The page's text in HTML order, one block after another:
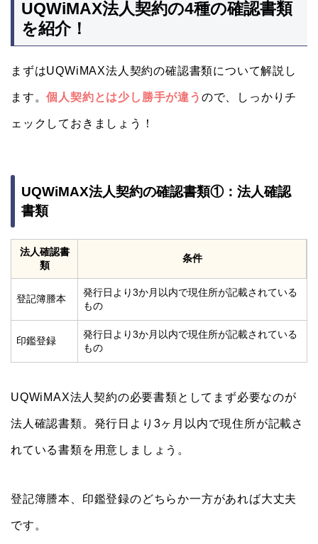
UQWiMAX法人契約の4種の確認書類
を紹介！
まずはUQWiMAX法人契約の確認書類について解説し
ます。個人契約とは少し勝手が違う ので、しっかりチ
ェックしておきましょう！
UQWiMAX法人契約の確認書類①：法人確認
書類
法人確認書
類
条件
登記簿謄本
発行日より3か月以内で現住所が記載されている
もの
印鑑登録
発行日より3か月以内で現住所が記載されている
もの
UQWiMAX法人契約の必要書類としてまず必要なのが
法人確認書類。発行日より3ヶ月以内で現住所が記載さ
れている書類を用意しましょう。
登記簿謄本、印鑑登録のどちらか一方があれば大丈夫
です。